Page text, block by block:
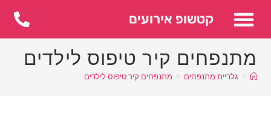
לתוכן
קטשופ אירועים
מתנפחים קיר טיפוס לילדים
> גלריית מתנפחים > מתנפחים קיר טיפוס לילדים